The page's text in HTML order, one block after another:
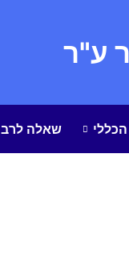
ע"ר
הכללי שאלה לרב